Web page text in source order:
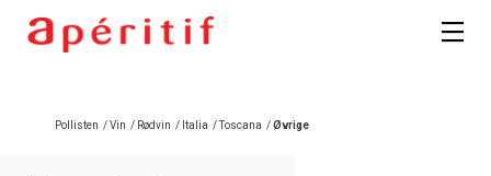
Pollisten /Vin / Rødvin / Italia /Toscana /Øvrige